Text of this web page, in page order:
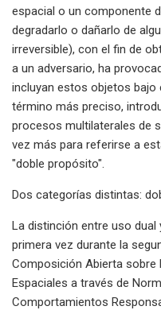
espacial o un componente
degradarlo o dañarlo de
irreversible), con el fin de
a un adversario, ha
incluyan estos objetos bajo
término más preciso,
procesos multilaterales de
vez más para referirse a
"doble propósito".
Dos categorías distintas:
La distinción entre uso
primera vez durante la
Composición Abierta sobre
Espaciales a través de
Comportamientos